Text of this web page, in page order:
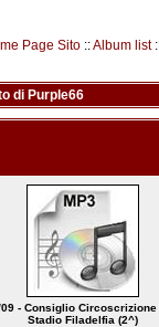
Page Sito ::Album list
di Purple66
- Consiglio
Stadio Filadelfia (2^)